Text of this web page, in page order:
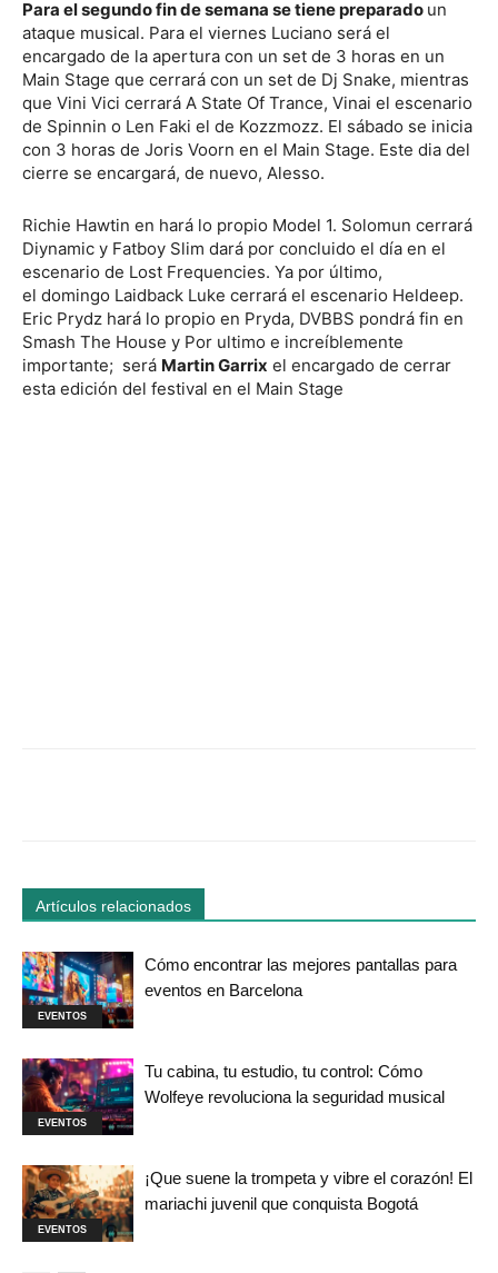
Para el segundo fin de semana se tiene preparado un
ataque musical. Para el viernes Luciano será el
encargado de la apertura con un set de 3 horas en un
Main Stage que cerrará con un set de Dj Snake, mientras
que Vini Vici cerrará A State Of Trance, Vinai el escenario
de Spinnin o Len Faki el de Kozzmozz. El sábado se inicia
con 3 horas de Joris Voorn en el Main Stage. Este dia del
cierre se encargará, de nuevo, Alesso.
Richie Hawtin en hará lo propio Model 1. Solomun cerrará
Diynamic y Fatboy Slim dará por concluido el día en el
escenario de Lost Frequencies. Ya por último,
el domingo Laidback Luke cerrará el escenario Heldeep.
Eric Prydz hará lo propio en Pryda, DVBBS pondrá fin en
Smash The House y Por ultimo e increíblemente
importante; será Martin Garrix el encargado de cerrar
esta edición del festival en el Main Stage
Artículos relacionados
EVENTOS
Cómo encontrar las mejores pantallas para
eventos en Barcelona
EVENTOS
Tu cabina, tu estudio, tu control: Cómo
Wolfeye revoluciona la seguridad musical
EVENTOS
¡Que suene la trompeta y vibre el corazón! El
mariachi juvenil que conquista Bogotá